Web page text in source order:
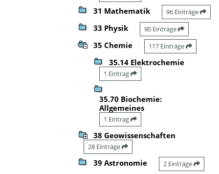
31 Mathematik 96 Einträge
33 Physik 90 Einträge
35 Chemie 117 Einträge
35.14 Elektrochemie
1 Eintrag
35.70 Biochemie:
Allgemeines
1 Eintrag
38 Geowissenschaften
28 Einträge
39 Astronomie 2 Einträge